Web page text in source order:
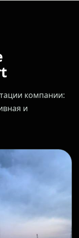
компании:
и